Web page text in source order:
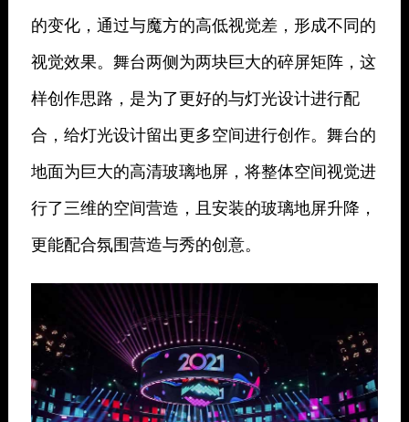
的变化，通过与魔方的高低视觉差，形成不同的
视觉效果。舞台两侧为两块巨大的碎屏矩阵，这
样创作思路，是为了更好的与灯光设计进行配
合，给灯光设计留出更多空间进行创作。舞台的
地面为巨大的高清玻璃地屏，将整体空间视觉进
行了三维的空间营造，且安装的玻璃地屏升降，
更能配合氛围营造与秀的创意。